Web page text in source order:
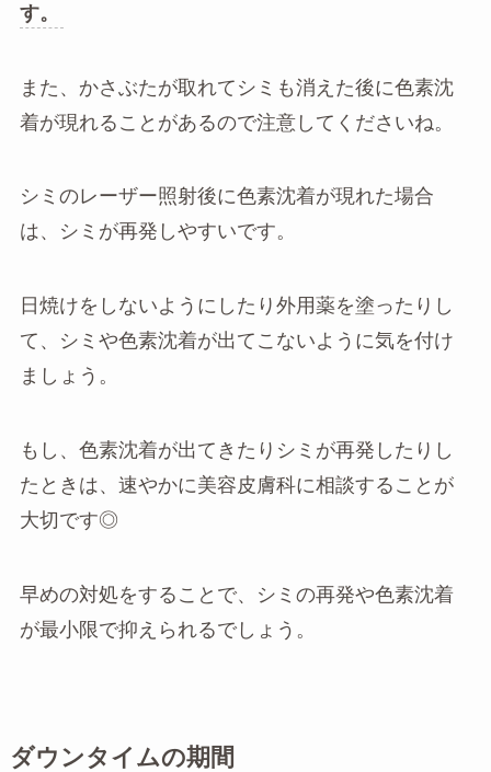
す。
また、かさぶたが取れてシミも消えた後に色素沈
着が現れることがあるので注意してくださいね。
シミのレーザー照射後に色素沈着が現れた場合
は、シミが再発しやすいです。
日焼けをしないようにしたり外用薬を塗ったりし
て、シミや色素沈着が出てこないように気を付け
ましょう。
もし、色素沈着が出てきたりシミが再発したりし
たときは、速やかに美容皮膚科に相談することが
大切です◎
早めの対処をすることで、シミの再発や色素沈着
が最小限で抑えられるでしょう。
ダウンタイムの期間